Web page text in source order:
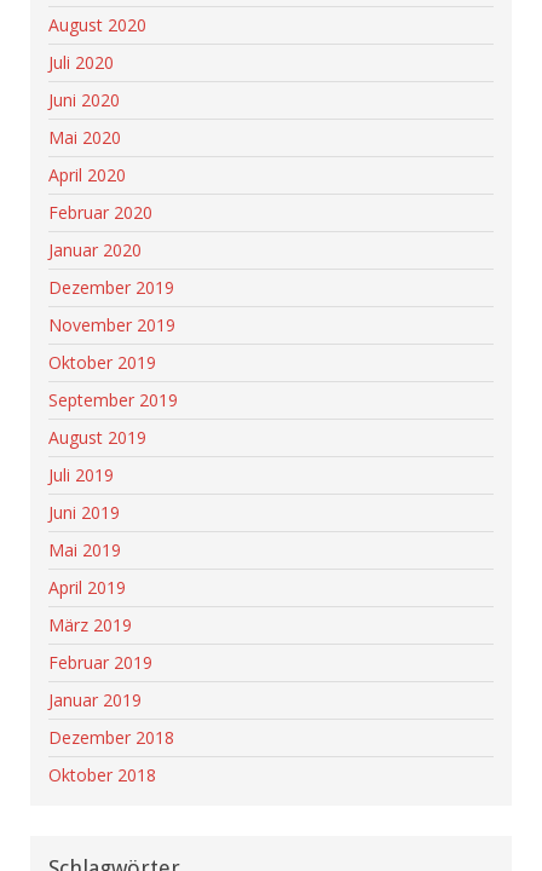
August 2020
Juli 2020
Juni 2020
Mai 2020
April 2020
Februar 2020
Januar 2020
Dezember 2019
November 2019
Oktober 2019
September 2019
August 2019
Juli 2019
Juni 2019
Mai 2019
April 2019
März 2019
Februar 2019
Januar 2019
Dezember 2018
Oktober 2018